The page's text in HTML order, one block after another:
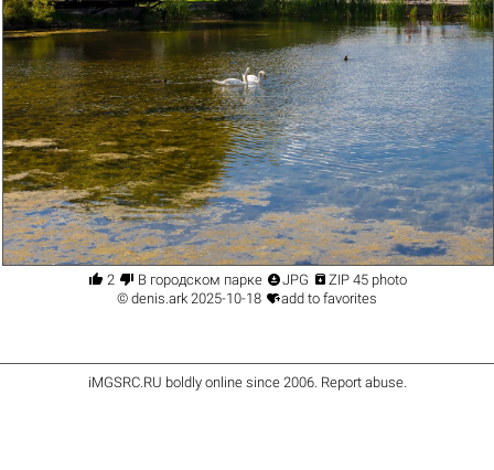
 2  В городском парке JPG  ZIP 45 photo
© denis.ark 2025-10-18 add to favorites
iMGSRC.RU boldly online since 2006. Report abuse.